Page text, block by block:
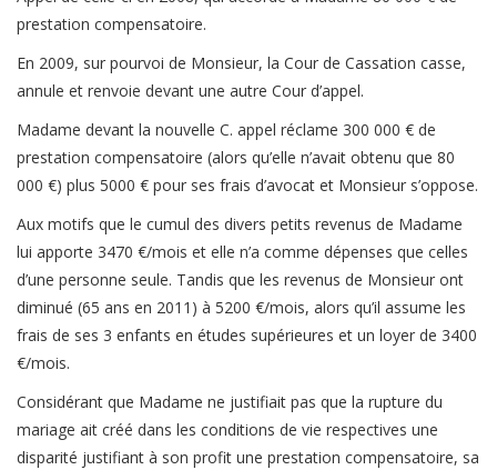
prestation compensatoire.
En 2009, sur pourvoi de Monsieur, la Cour de Cassation casse,
annule et renvoie devant une autre Cour d’appel.
Madame devant la nouvelle C. appel réclame 300 000 € de
prestation compensatoire (alors qu’elle n’avait obtenu que 80
000 €) plus 5000 € pour ses frais d’avocat et Monsieur s’oppose.
Aux motifs que le cumul des divers petits revenus de Madame
lui apporte 3470 €/mois et elle n’a comme dépenses que celles
d’une personne seule. Tandis que les revenus de Monsieur ont
diminué (65 ans en 2011) à 5200 €/mois, alors qu’il assume les
frais de ses 3 enfants en études supérieures et un loyer de 3400
€/mois.
Considérant que Madame ne justifiait pas que la rupture du
mariage ait créé dans les conditions de vie respectives une
disparité justifiant à son profit une prestation compensatoire, sa